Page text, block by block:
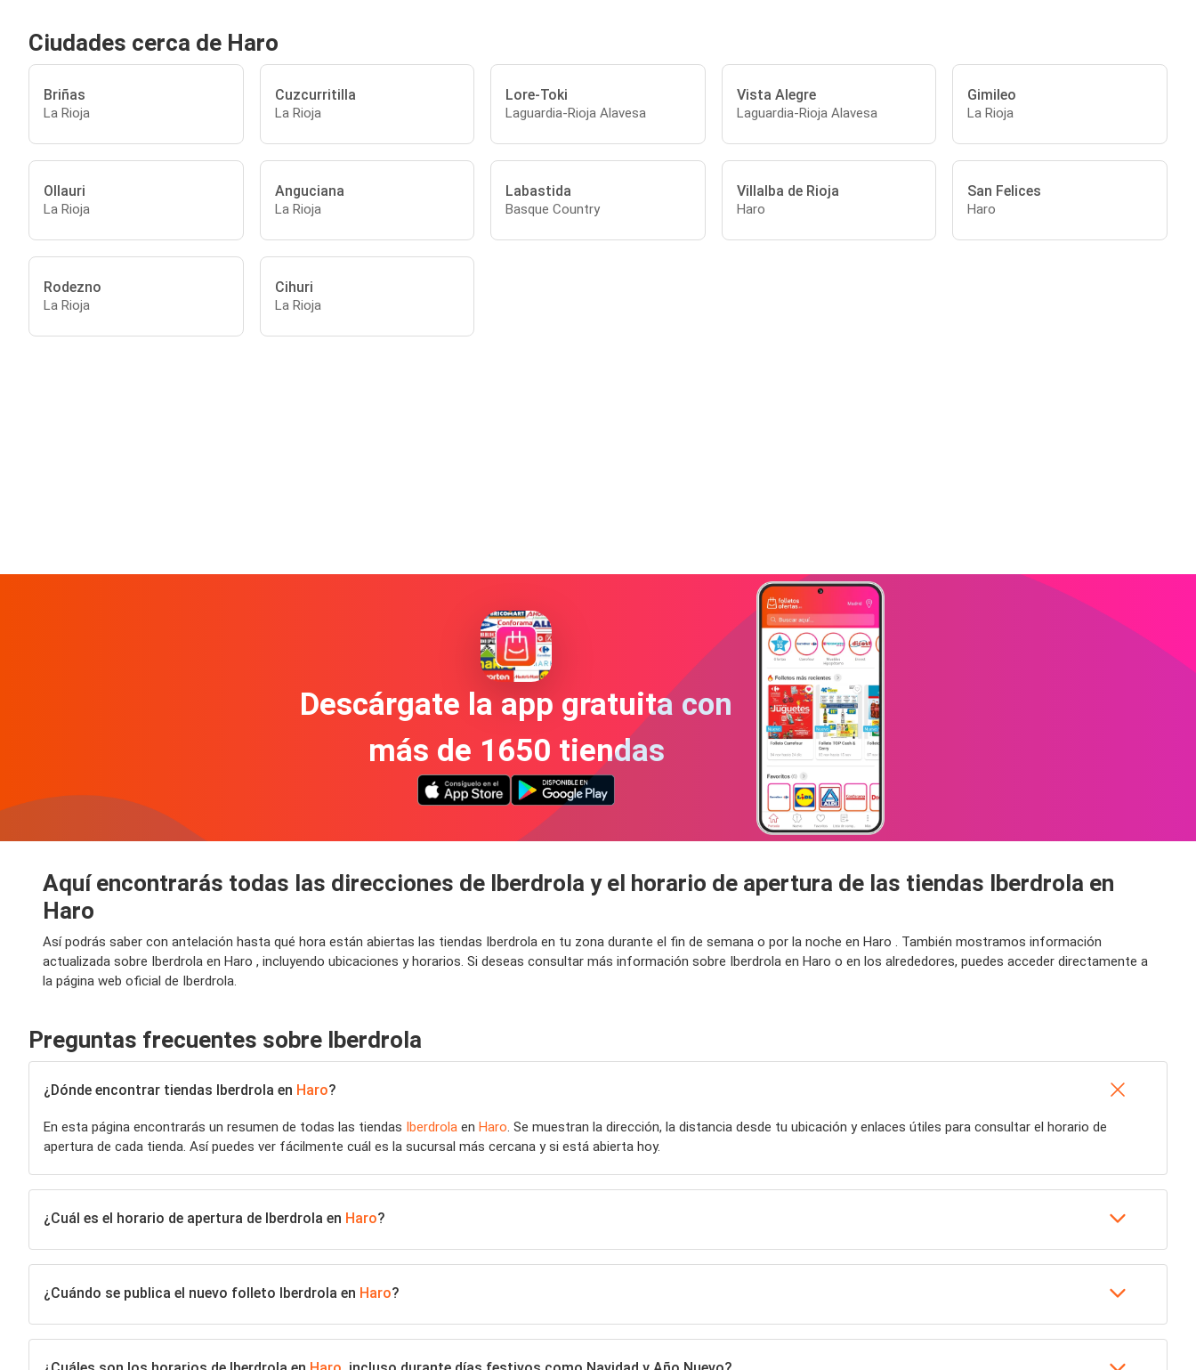
Ciudades cerca de Haro
Briñas
La Rioja
Cuzcurritilla
La Rioja
Lore-Toki
Laguardia-Rioja Alavesa
Vista Alegre
Laguardia-Rioja Alavesa
Gimileo
La Rioja
Ollauri
La Rioja
Anguciana
La Rioja
Labastida
Basque Country
Villalba de Rioja
Haro
San Felices
Haro
Rodezno
La Rioja
Cihuri
La Rioja
Descárgate la app gratuita con
más de 1650 tiendas
Aquí encontrarás todas las direcciones de Iberdrola y el horario de apertura de las tiendas Iberdrola en
Haro
Así podrás saber con antelación hasta qué hora están abiertas las tiendas Iberdrola en tu zona durante el fin de semana o por la noche en Haro . También mostramos información
actualizada sobre Iberdrola en Haro , incluyendo ubicaciones y horarios. Si deseas consultar más información sobre Iberdrola en Haro o en los alrededores, puedes acceder directamente a
la página web oficial de Iberdrola.
Preguntas frecuentes sobre Iberdrola
¿Dónde encontrar tiendas Iberdrola en Haro?
En esta página encontrarás un resumen de todas las tiendas Iberdrola en Haro. Se muestran la dirección, la distancia desde tu ubicación y enlaces útiles para consultar el horario de
apertura de cada tienda. Así puedes ver fácilmente cuál es la sucursal más cercana y si está abierta hoy.
¿Cuál es el horario de apertura de Iberdrola en Haro?
¿Cuándo se publica el nuevo folleto Iberdrola en Haro?